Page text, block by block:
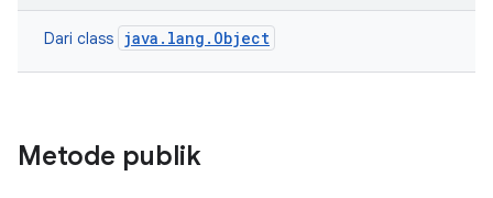
Dari class java.lang.Object
Metode publik